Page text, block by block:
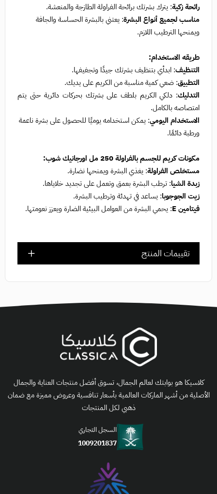
رائحة زكية: يترك بشرتك برائحة الفراولة الطازجة والمنعشة.
مناسب لجميع أنواع البشرة: يعتني بالبشرة الحساسة والجافة
ويمنحها الترطيب اللازم.
طريقه الاستخدام:
التنظيف: ابدأي بتنظيف بشرتك جيدًا وتجفيفها.
التطبيق: ضعي كمية مناسبة من الكريم على يديك.
التدليك: دلكي الكريم بلطف على بشرتك بحركات دائرية حتى يتم
امتصاصه بالكامل.
الاستخدام اليومي: يمكن استخدامه يوميًا للحصول على بشرة ناعمة
ورطبة دائمًا.
مكونات كريم للجسم بالفراولة 250 مل اورجانيك شوب:
مستخلص الفراولة: يغذي البشرة ويمنحها نضارة.
زبدة الشيا: ترطب البشرة بعمق وتعمل على تجديد خلاياها.
زيت الجوجوبا: يساعد في تهدئة وترطيب البشرة.
فيتامين E
: يحمي البشرة من العوامل البيئية الضارة ويعزز نعومتها.
تقييمات المنتج
كلاسيكا هو بوابتك لعالم الجمال، تسوق أفضل منتجات العناية والجمال
الأصلية من أشهر الماركات العالمية بأسعار تنافسية وعروض مميزة مع ضمان
ذهبي لكل المنتجات
السجل التجاري
1009201837